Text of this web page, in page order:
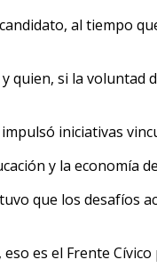
al tiempo
si la voluntad
iniciativas
y la economía
que los desafíos
es el Frente Cívico